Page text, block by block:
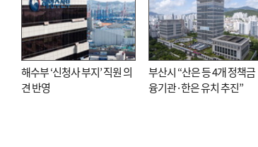
해수부 ‘신청사 부지’ 직원 의
견 반영
부산시 “산은 등 4개 정책금
융기관·한은 유치 추진”